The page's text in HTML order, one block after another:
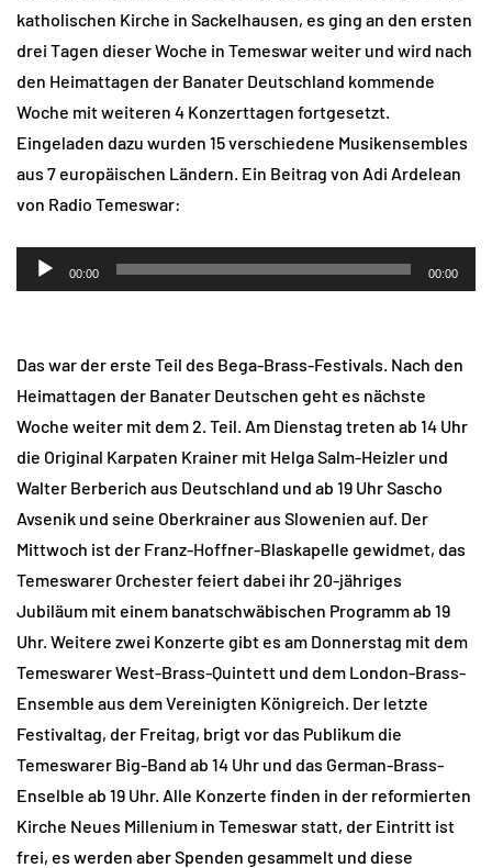
katholischen Kirche in Sackelhausen, es ging an den ersten
drei Tagen dieser Woche in Temeswar weiter und wird nach
den Heimattagen der Banater Deutschland kommende
Woche mit weiteren 4 Konzerttagen fortgesetzt.
Eingeladen dazu wurden 15 verschiedene Musikensembles
aus 7 europäischen Ländern. Ein Beitrag von Adi Ardelean
von Radio Temeswar:
Audio-
Player
00:00 00:00
Das war der erste Teil des Bega-Brass-Festivals. Nach den
Heimattagen der Banater Deutschen geht es nächste
Woche weiter mit dem 2. Teil. Am Dienstag treten ab 14 Uhr
die Original Karpaten Krainer mit Helga Salm-Heizler und
Walter Berberich aus Deutschland und ab 19 Uhr Sascho
Avsenik und seine Oberkrainer aus Slowenien auf. Der
Mittwoch ist der Franz-Hoffner-Blaskapelle gewidmet, das
Temeswarer Orchester feiert dabei ihr 20-jähriges
Jubiläum mit einem banatschwäbischen Programm ab 19
Uhr. Weitere zwei Konzerte gibt es am Donnerstag mit dem
Temeswarer West-Brass-Quintett und dem London-Brass-
Ensemble aus dem Vereinigten Königreich. Der letzte
Festivaltag, der Freitag, brigt vor das Publikum die
Temeswarer Big-Band ab 14 Uhr und das German-Brass-
Enselble ab 19 Uhr. Alle Konzerte finden in der reformierten
Kirche Neues Millenium in Temeswar statt, der Eintritt ist
frei, es werden aber Spenden gesammelt und diese